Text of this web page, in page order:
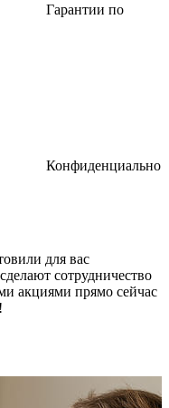
Гарантии по
Конфиденциально
для вас
сотрудничество
акциями прямо сейчас